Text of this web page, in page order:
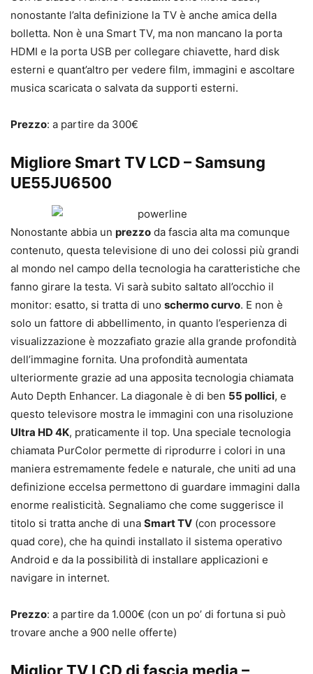
nonostante l’alta definizione la TV è anche amica della
bolletta. Non è una Smart TV, ma non mancano la porta
HDMI e la porta USB per collegare chiavette, hard disk
esterni e quant’altro per vedere film, immagini e ascoltare
musica scaricata o salvata da supporti esterni.
Prezzo: a partire da 300€
Migliore Smart TV LCD – Samsung
UE55JU6500
Nonostante abbia un prezzo da fascia alta ma comunque
contenuto, questa televisione di uno dei colossi più grandi
al mondo nel campo della tecnologia ha caratteristiche che
fanno girare la testa. Vi sarà subito saltato all’occhio il
monitor: esatto, si tratta di uno schermo curvo. E non è
solo un fattore di abbellimento, in quanto l’esperienza di
visualizzazione è mozzafiato grazie alla grande profondità
dell’immagine fornita. Una profondità aumentata
ulteriormente grazie ad una apposita tecnologia chiamata
Auto Depth Enhancer. La diagonale è di ben 55 pollici, e
questo televisore mostra le immagini con una risoluzione
Ultra HD 4K, praticamente il top. Una speciale tecnologia
chiamata PurColor permette di riprodurre i colori in una
maniera estremamente fedele e naturale, che uniti ad una
definizione eccelsa permettono di guardare immagini dalla
enorme realisticità. Segnaliamo che come suggerisce il
titolo si tratta anche di una Smart TV (con processore
quad core), che ha quindi installato il sistema operativo
Android e da la possibilità di installare applicazioni e
navigare in internet.
Prezzo: a partire da 1.000€ (con un po’ di fortuna si può
trovare anche a 900 nelle offerte)